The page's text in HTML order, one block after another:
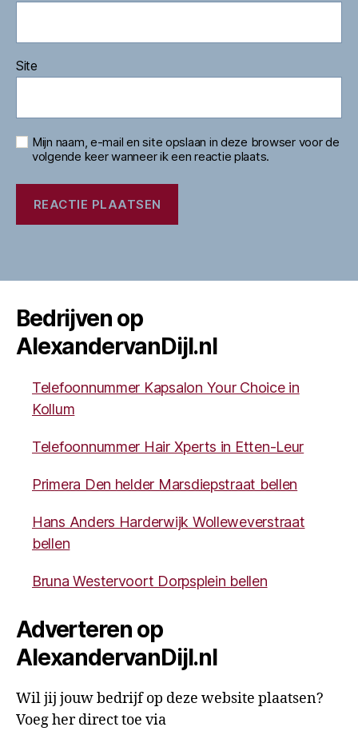
Site
Mijn naam, e-mail en site opslaan in deze browser voor de
volgende keer wanneer ik een reactie plaats.
Bedrijven op
AlexandervanDijl.nl
Telefoonnummer Kapsalon Your Choice in
Kollum
Telefoonnummer Hair Xperts in Etten-Leur
Primera Den helder Marsdiepstraat bellen
Hans Anders Harderwijk Wolleweverstraat
bellen
Bruna Westervoort Dorpsplein bellen
Adverteren op
AlexandervanDijl.nl
Wil jij jouw bedrijf op deze website plaatsen?
Voeg her direct toe via